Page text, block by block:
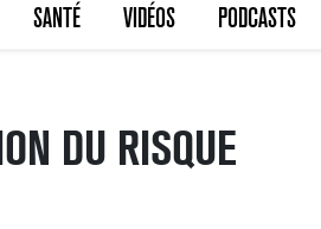
SANTÉ VIDÉOS PODCASTS
DU RISQUE